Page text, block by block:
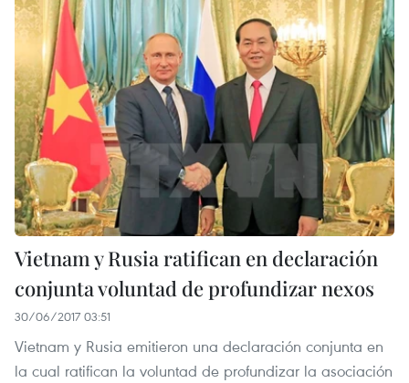
Vietnam y Rusia ratifican en declaración
conjunta voluntad de profundizar nexos
30/06/2017 03:51
Vietnam y Rusia emitieron una declaración conjunta en
la cual ratifican la voluntad de profundizar la asociación